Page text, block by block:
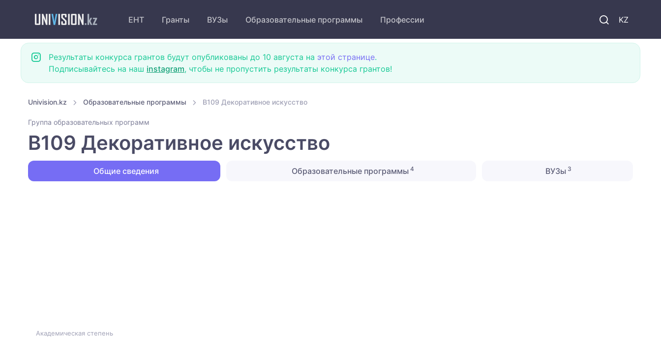
KZ
ЕНТ Гранты ВУЗы Образовательные программы Профессии
Результаты конкурса грантов будут опубликованы до 10 августа на этой странице.
Подписывайтесь на наш instagram, чтобы не пропустить результаты конкурса грантов!
Univision.kz Образовательные программы B109 Декоративное искусство
Группа образовательных программ
B109 Декоративное искусство
Общие сведения Образовательные программы 4 ВУЗы3
Академическая степень